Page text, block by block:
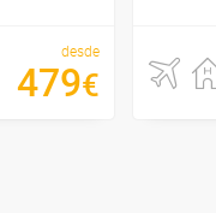
desde
479€